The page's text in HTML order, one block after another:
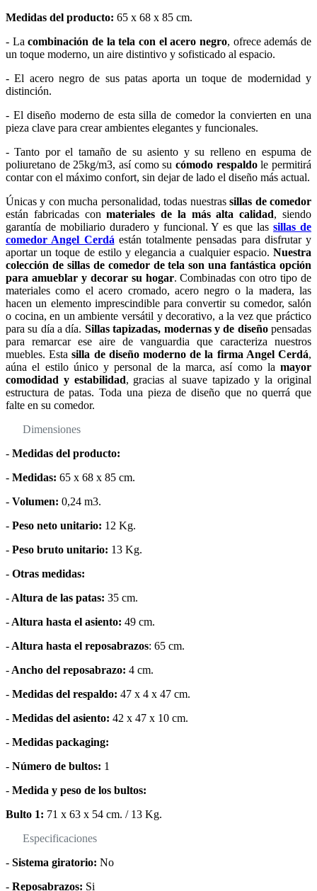
Medidas del producto: 65 x 68 x 85 cm.
- Lacombinación de la tela con el acero negro, ofrece además de
un toque moderno, un aire distintivo y sofisticado al espacio.
- El acero negro de sus patas aporta un toque de modernidad y
distinción.
- El diseño moderno de esta silla de comedor la convierten en una
pieza clave para crear ambientes elegantes y funcionales.
- Tanto por el tamaño de su asiento y su relleno en espuma de
poliuretano de 25kg/m3, así como su cómodo respaldole permitirá
contar con el máximo confort, sin dejar de lado el diseño más actual.
Únicas y con mucha personalidad, todas nuestrassillas de comedor
están fabricadas conmateriales de la más alta calidad, siendo
garantía de mobiliario duradero y funcional. Y es que lassillas de
comedor Angel Cerdá están totalmente pensadas para disfrutar y
aportar un toque de estilo y elegancia a cualquier espacio. Nuestra
colección de sillas de comedor de tela son una fantástica opción
para amueblar y decorar su hogar. Combinadas con otro tipo de
materiales como el acero cromado, acero negro o la madera, las
hacen un elemento imprescindible para convertir su comedor, salón
o cocina, en un ambiente versátil y decorativo, a la vez que práctico
para su día a día. Sillas tapizadas, modernas y de diseñopensadas
para remarcar ese aire de vanguardia que caracteriza nuestros
muebles. Estasilla de diseño moderno de la firma Angel Cerdá,
aúna el estilo único y personal de la marca, así como la mayor
comodidad y estabilidad, gracias al suave tapizado y la original
estructura de patas. Toda una pieza de diseño que no querrá que
falte en su comedor.
Dimensiones
- Medidas del producto:
- Medidas: 65 x 68 x 85 cm.
- Volumen: 0,24 m3.
- Peso neto unitario: 12 Kg.
- Peso bruto unitario: 13 Kg.
- Otras medidas:
- Altura de las patas: 35 cm.
- Altura hasta el asiento: 49 cm.
- Altura hasta el reposabrazos: 65 cm.
- Ancho del reposabrazo: 4 cm.
- Medidas del respaldo: 47 x 4 x 47 cm.
- Medidas del asiento: 42 x 47 x 10 cm.
- Medidas packaging:
- Número de bultos: 1
- Medida y peso de los bultos:
Bulto 1: 71 x 63 x 54 cm. / 13 Kg.
Especificaciones
- Sistema giratorio: No
- Reposabrazos: Si